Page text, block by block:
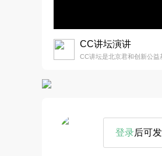
CC讲坛演讲
CC讲坛是北京君和创新公益
登录后可